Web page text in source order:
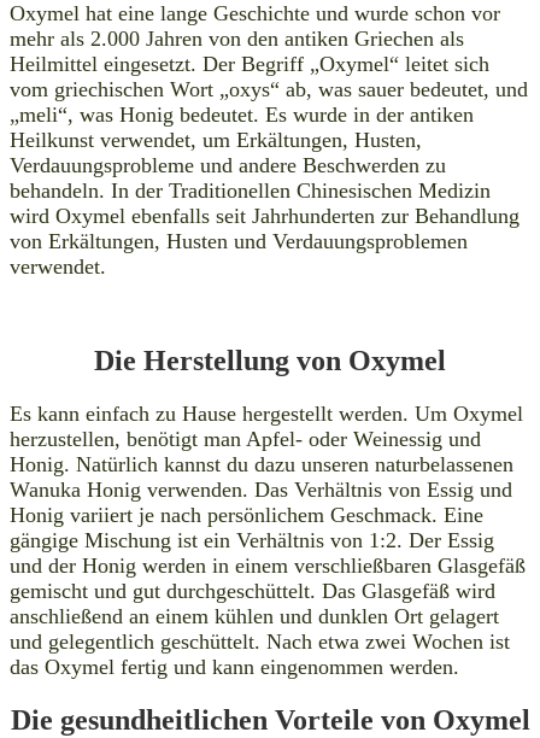
Oxymel hat eine lange Geschichte und wurde schon vor
mehr als 2.000 Jahren von den antiken Griechen als
Heilmittel eingesetzt. Der Begriff „Oxymel“ leitet sich
vom griechischen Wort „oxys“ ab, was sauer bedeutet, und
„meli“, was Honig bedeutet. Es wurde in der antiken
Heilkunst verwendet, um Erkältungen, Husten,
Verdauungsprobleme und andere Beschwerden zu
behandeln. In der Traditionellen Chinesischen Medizin
wird Oxymel ebenfalls seit Jahrhunderten zur Behandlung
von Erkältungen, Husten und Verdauungsproblemen
verwendet.
Die Herstellung von Oxymel
Es kann einfach zu Hause hergestellt werden. Um Oxymel
herzustellen, benötigt man Apfel- oder Weinessig und
Honig. Natürlich kannst du dazu unseren naturbelassenen
Wanuka Honig verwenden. Das Verhältnis von Essig und
Honig variiert je nach persönlichem Geschmack. Eine
gängige Mischung ist ein Verhältnis von 1:2. Der Essig
und der Honig werden in einem verschließbaren Glasgefäß
gemischt und gut durchgeschüttelt. Das Glasgefäß wird
anschließend an einem kühlen und dunklen Ort gelagert
und gelegentlich geschüttelt. Nach etwa zwei Wochen ist
das Oxymel fertig und kann eingenommen werden.
Die gesundheitlichen Vorteile von Oxymel